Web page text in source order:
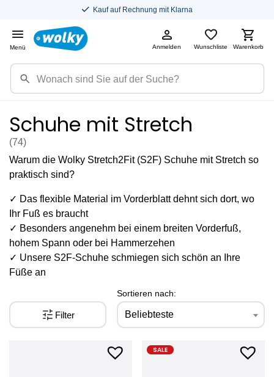
Kostenloser Versand in DE
Menü Anmelden Wunschliste Warenkorb
Schuhe mit Stretch
(74)
Warum die Wolky Stretch2Fit (S2F) Schuhe mit Stretch so
praktisch sind?
✓ Das flexible Material im Vorderblatt dehnt sich dort, wo
Ihr Fuß es braucht
✓ Besonders angenehm bei einem breiten Vorderfuß,
hohem Spann oder bei Hammerzehen
✓ Unsere S2F-Schuhe schmiegen sich schön an Ihre
Füße an
Sortieren nach:
Beliebteste
Filter
SALE